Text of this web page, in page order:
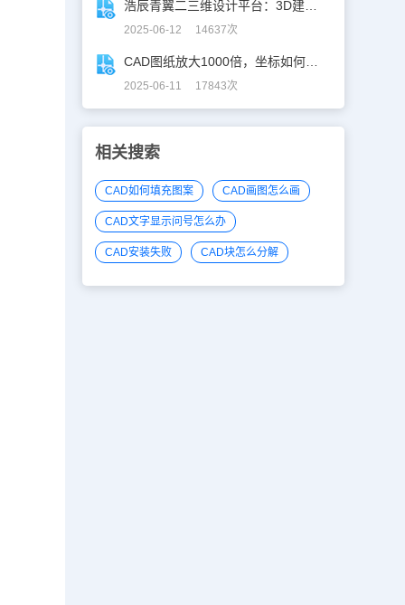
2025-06-12 14637次
2025-06-11 17843次
相关搜索
CAD如何填充图案 CAD画图怎么画
CAD文字显示问号怎么办
CAD安装失败 CAD块怎么分解